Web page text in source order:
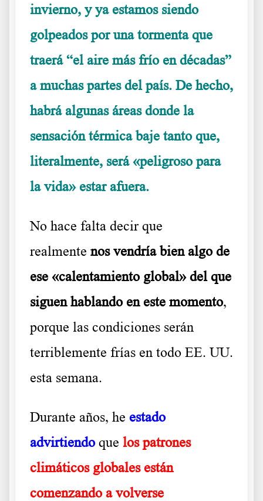
invierno, y ya estamos siendo
golpeados por una tormenta que
traerá “el aire más frío en décadas”
a muchas partes del país. De hecho,
habrá algunas áreas donde la
sensación térmica baje tanto que,
literalmente, será «peligroso para
la vida» estar afuera.
No hace falta decir que
realmente nos vendría bien algo de
ese «calentamiento global» del que
siguen hablando en este momento,
porque las condiciones serán
terriblemente frías en todo EE. UU.
esta semana.
Durante años, he estado
advirtiendoque los patrones
climáticos globales están
comenzando a volverse